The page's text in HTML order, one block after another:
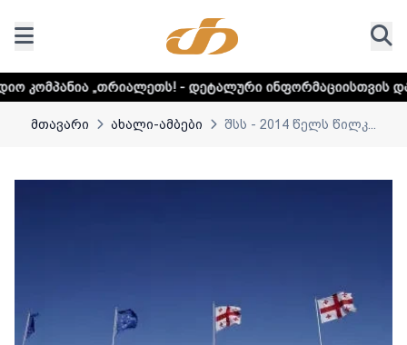
- დეტალური ინფორმაციისთვის დააკლიკეთ ლინკს
მთავარი ახალი-ამბები შსს - 2014 წელს წილკ...